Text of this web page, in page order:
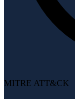
MITRE ATT&CK